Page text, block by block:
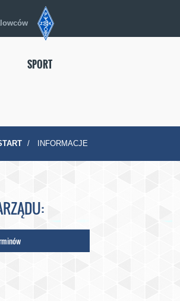
SPORT
INFORMACJE